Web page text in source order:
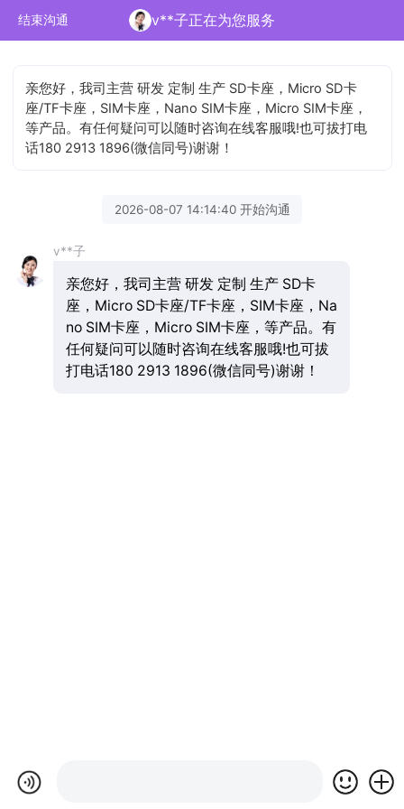
结束沟通 v**子正在为您服务
亲您好，我司主营 研发 定制 生产 SD卡座，Micro SD卡
座/TF卡座，SIM卡座，Nano SIM卡座，Micro SIM卡座，
等产品。有任何疑问可以随时咨询在线客服哦!也可拔打电
话180 2913 1896(微信同号)谢谢！
2026-08-07 14:14:40 开始沟通
v**子
亲您好，我司主营 研发 定制 生产 SD卡
座，Micro SD卡座/TF卡座，SIM卡座，Na
no SIM卡座，Micro SIM卡座，等产品。有
任何疑问可以随时咨询在线客服哦!也可拔
打电话180 2913 1896(微信同号)谢谢！